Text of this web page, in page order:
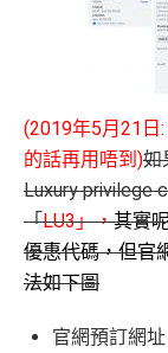
(2019年5月21日
的話再用唔到)如
Luxury privilege
「LU3」，其實
優惠代碼，但官
法如下圖
官網預訂網址